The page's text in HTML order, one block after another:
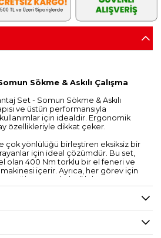
Sökme & Askılı Çalışma
Set - Somun Sökme & Askılı
ve üstün performansıyla
için idealdir. Ergonomik
özellikleriyle dikkat çeker.
çok yönlülüğü birleştiren eksiksiz bir
için ideal çözümdür. Bu set,
olan 400 Nm torklu bir el feneri ve
içerir. Ayrıca, her görev için
sağlayan 10 darbeli lokma
içerir.
çalışabilecek ve elektriğin
çok çeşitli projelerin üstesinden